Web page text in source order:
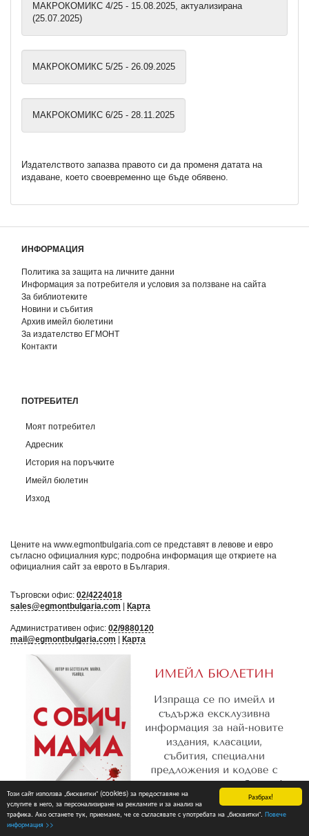
Разбрах!
Този сайт използва „бисквитки“ (cookies) за предоставяне на
услугите в него, за персонализиране на рекламите и за анализ на
трафика. Ако останете тук, приемаме, че се съгласявате с употребата на „бисквитки“. Повече
информация >>
МАКРОКОМИКС 4/25 - 15.08.2025, актуализирана
(25.07.2025)
МАКРОКОМИКС 5/25 - 26.09.2025
МАКРОКОМИКС 6/25 - 28.11.2025
Издателството запазва правото си да променя датата на
издаване, което своевременно ще бъде обявено.
ИНФОРМАЦИЯ
Политика за защита на личните данни
Информация за потребителя и условия за ползване на сайта
За библиотеките
Новини и събития
Архив имейл бюлетини
За издателство ЕГМОНТ
Контакти
ПОТРЕБИТЕЛ
Моят потребител
Адресник
История на поръчките
Имейл бюлетин
Изход
Цените на www.egmontbulgaria.com се представят в левове и евро
съгласно официалния курс; подробна информация ще откриете на
официалния сайт за еврото в България
Търговски офис: 02/4224018
sales@egmontbulgaria.com
Карта
Административен офис: 02/9880120
mail@egmontbulgaria.com
Карта